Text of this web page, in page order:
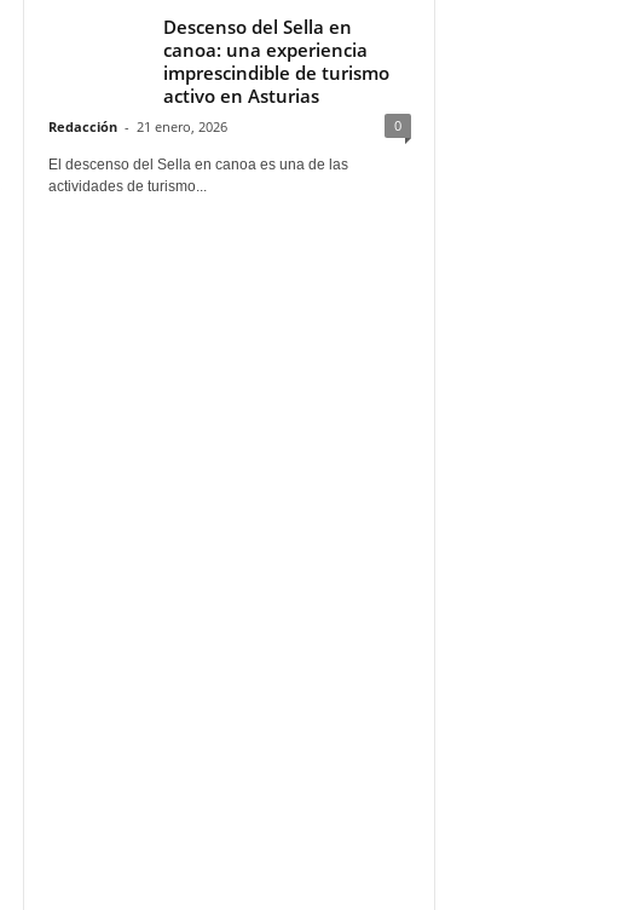
Descenso del Sella en
canoa: una experiencia
imprescindible de turismo
activo en Asturias
Redacción - 21 enero, 2026 0
El descenso del Sella en canoa es una de las
actividades de turismo...